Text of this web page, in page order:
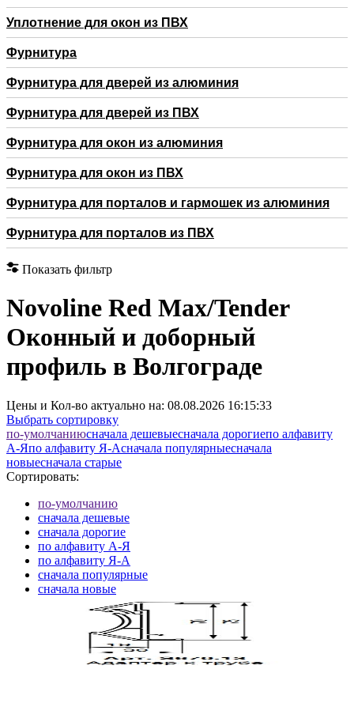
Уплотнение для окон из ПВХ
Фурнитура
Фурнитура для дверей из алюминия
Фурнитура для дверей из ПВХ
Фурнитура для окон из алюминия
Фурнитура для окон из ПВХ
Фурнитура для порталов и гармошек из алюминия
Фурнитура для порталов из ПВХ
Показать фильтр
Novoline Red Max/Tender
Оконный и доборный
профиль в Волгограде
Цены и Кол-во актуально на: 08.08.2026 16:15:33
Выбрать сортировку
по-умолчаниюcначала дешевыеcначала дорогиепо алфавиту
А-Япо алфавиту Я-Аcначала популярныеcначала
новыеcначала старые
Сортировать:
по-умолчанию
cначала дешевые
cначала дорогие
по алфавиту А-Я
по алфавиту Я-А
cначала популярные
cначала новые
cначала старые
Элементов на страницу